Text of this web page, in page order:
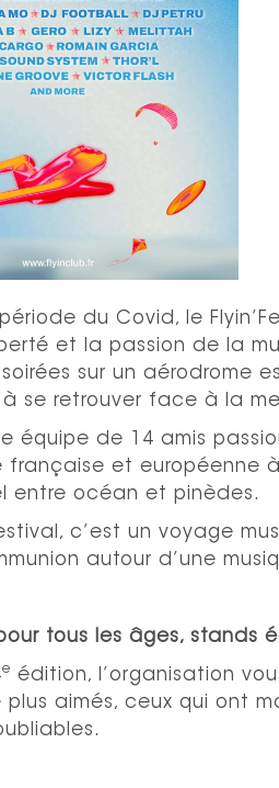
du Covid, le
et la passion de la
sur un aérodrome
se retrouver face à la
équipe de 14 amis
française et européenne
entre océan et pinèdes.
c’est un voyage
autour d’une
tous les âges, stands
e édition, l’organisation
plus aimés, ceux qui ont